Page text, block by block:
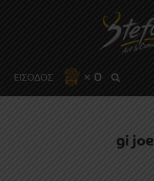
ΕΙΣΟΔΟΣ × 0
gi joe